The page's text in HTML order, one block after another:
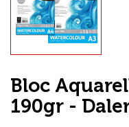
Bloc
190gr -